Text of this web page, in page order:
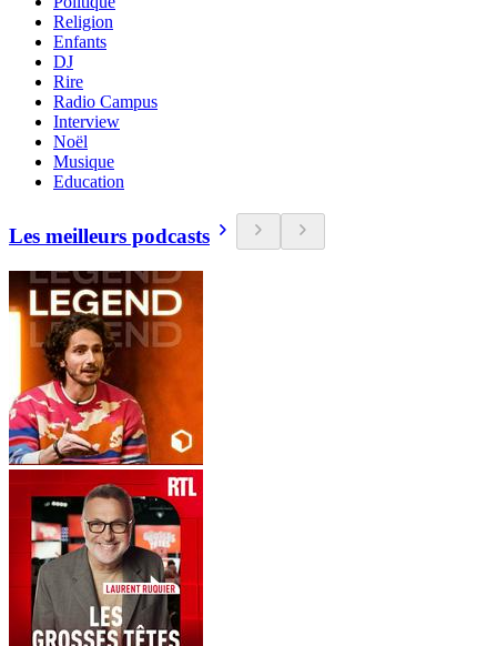
Religion
Enfants
DJ
Rire
Radio Campus
Interview
Noël
Musique
Education
Les meilleurs podcasts